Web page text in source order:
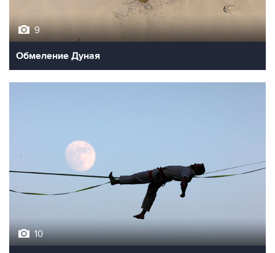
9
Обмеление Дуная
10